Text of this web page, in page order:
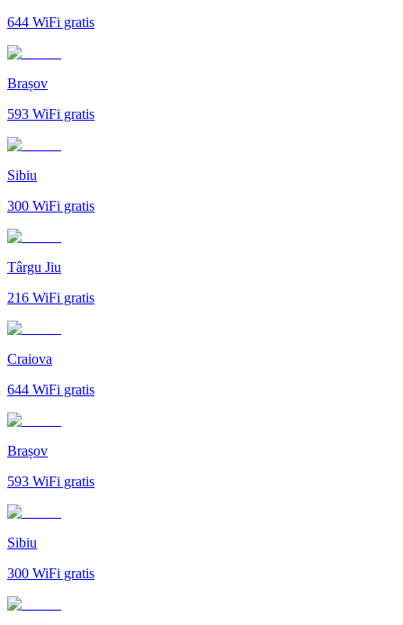
644 WiFi gratis
Brașov
593 WiFi gratis
Sibiu
300 WiFi gratis
Târgu Jiu
216 WiFi gratis
Craiova
644 WiFi gratis
Brașov
593 WiFi gratis
Sibiu
300 WiFi gratis